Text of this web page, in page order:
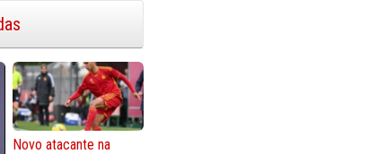
Novo atacante na